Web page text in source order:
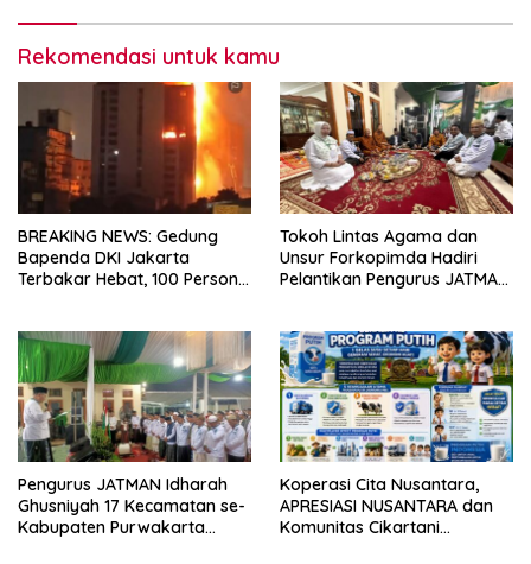
Rekomendasi untuk kamu
BREAKING NEWS: Gedung
Bapenda DKI Jakarta
Terbakar Hebat, 100 Personel
Tokoh Lintas Agama dan
Unsur Forkopimda Hadiri
Pelantikan Pengurus JATMAN
Pengurus JATMAN Idharah
Ghusniyah 17 Kecamatan se-
Kabupaten Purwakarta
Koperasi Cita Nusantara,
APRESIASI NUSANTARA dan
Komunitas Cikartani